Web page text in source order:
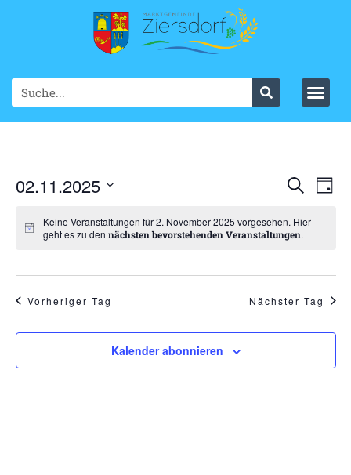
UND
SucheTag
02.11.2025
wählen.Keine Veranstaltungen für 2. November 2025 vorgesehen. Hier
geht es zu dennächsten bevorstehenden Veranstaltungen.
Vorheriger Tag Nächster Tag
Kalender abonnieren